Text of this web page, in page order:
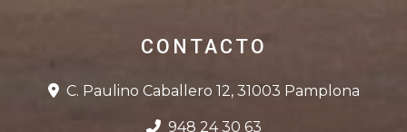
CONTACTO
C. Paulino Caballero 12, 31003 Pamplona
948 24 30 63